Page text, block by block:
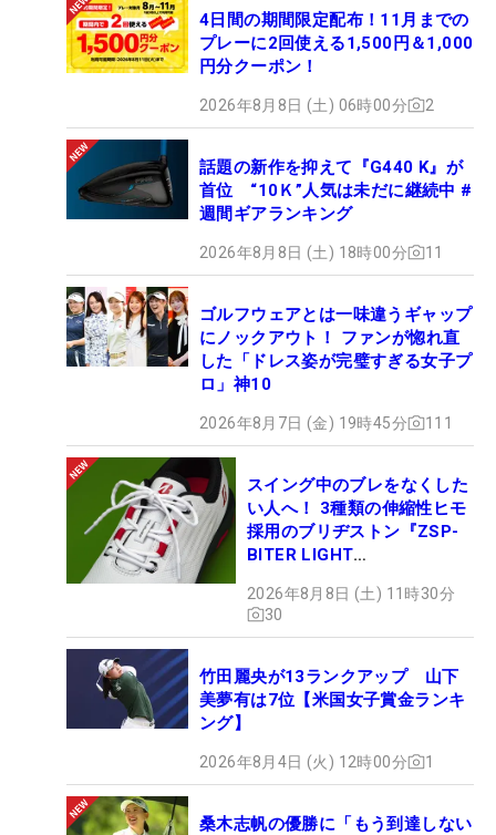
4日間の期間限定配布！11月までの
プレーに2回使える1,500円＆1,000
円分クーポン！
2026年8月8日 (土) 06時00分 2
話題の新作を抑えて『G440 K』が
首位 “10Ｋ”人気は未だに継続中 #
週間ギアランキング
2026年8月8日 (土) 18時00分 11
ゴルフウェアとは一味違うギャップ
にノックアウト！ ファンが惚れ直
した「ドレス姿が完璧すぎる女子プ
ロ」神10
2026年8月7日 (金) 19時45分 111
スイング中のブレをなくした
い人へ！ 3種類の伸縮性ヒモ
採用のブリヂストン『ZSP-
BITER LIGHT
ュー
2026年8月8日 (土) 11時30分
30
竹田麗央が13ランクアップ 山下
美夢有は7位【米国女子賞金ランキ
ング】
2026年8月4日 (火) 12時00分 1
桑木志帆の優勝に「もう到達しない